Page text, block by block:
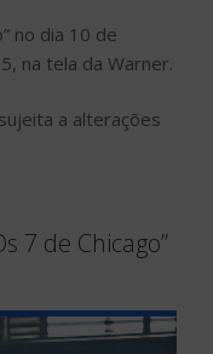
no dia 10 de
na tela da Warner.
a alterações
7 de Chicago”